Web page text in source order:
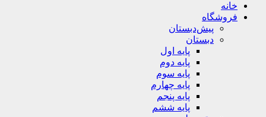
خانه
فروشگاه
پیش‌دبستان
دبستان
پایه اول
پایه دوم
پایه سوم
پایه چهارم
پایه پنجم
پایه ششم